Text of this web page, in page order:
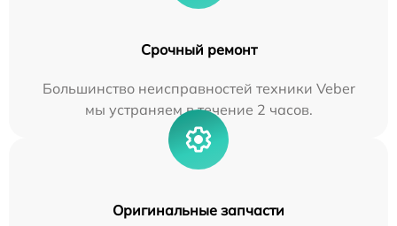
Срочный ремонт
Большинство неисправностей техники Veber
мы устраняем в течение 2 часов.
Оригинальные запчасти